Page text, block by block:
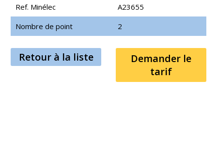
Ref. Minélec
A23655
Nombre de point
2
Retour à la liste
Demander le
tarif